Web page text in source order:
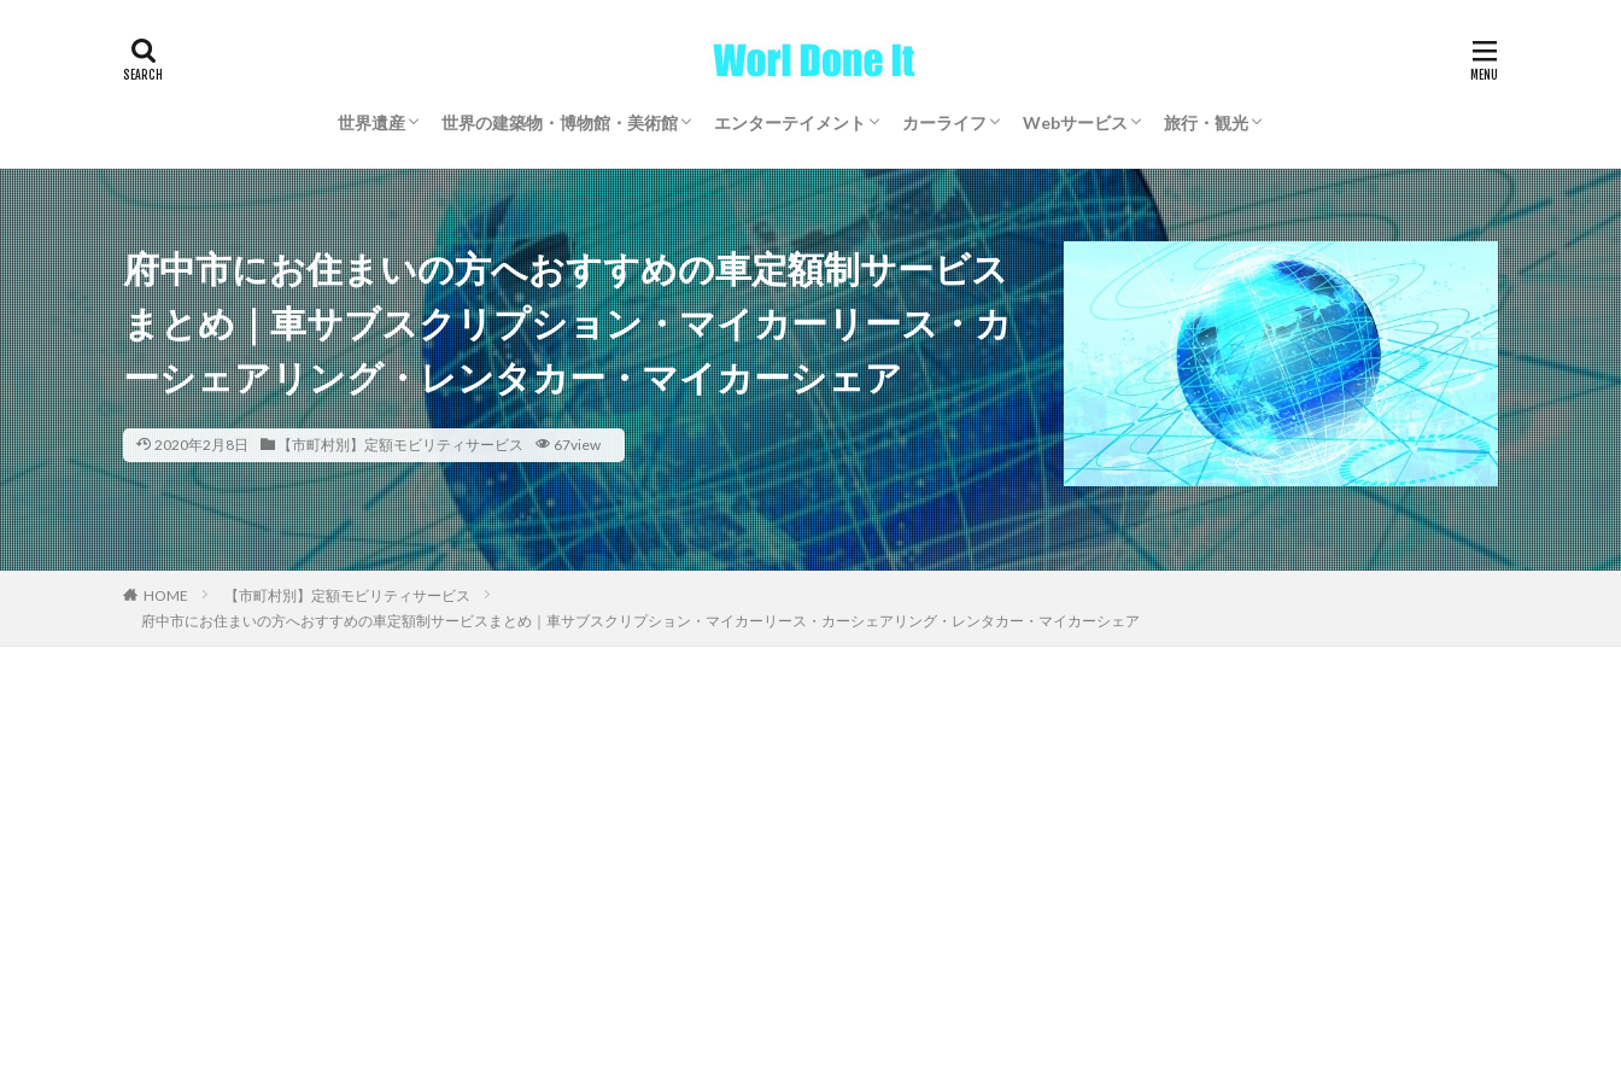
世界遺産
日本の世界遺産
海外の世界遺産
世界の建築物・博物館・美術館
日本の建築物・博物館・美術館
海外の建築物・博物館・美術館
エンターテイメント
ゲーム
文芸・マンガ
映画・アニメ・ドラマ
音楽
カーライフ
サブスクリプション
マイカーリース
カーシェアリング
レンタカー
【全国区】定額モビリティサービス
Webサービス
WordPress
アフィリエイト
仮想通貨
旅行・観光
国内旅行
海外旅行
府中市にお住まいの方へおすすめの車定額制サービス
まとめ｜車サブスクリプション・マイカーリース・カ
ーシェアリング・レンタカー・マイカーシェア
2020年2月8日 【市町村別】定額モビリティサービス 67view
HOME
【市町村別】定額モビリティサービス
府中市にお住まいの方へおすすめの車定額制サービスまとめ｜車サブスクリプション・マイカーリース・カーシェアリング・レンタカー・マイカーシェア